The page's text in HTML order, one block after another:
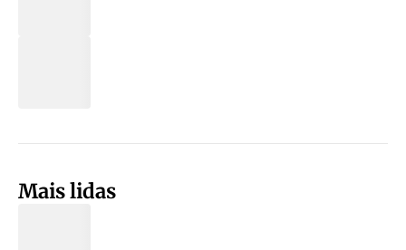
Mais lidas